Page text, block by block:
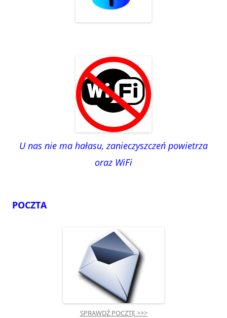
U nas nie ma hałasu, zanieczyszczeń powietrza
oraz WiFi
POCZTA
SPRAWDŹ POCZTĘ >>>